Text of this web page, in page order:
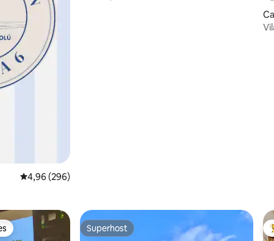
4,96 de uma avaliação média de 5, 296 avaliações
4,96 (296)
dos hóspedes Superhost
Superhost